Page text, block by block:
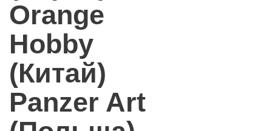
Orange
Hobby
(Китай)
Panzer Art